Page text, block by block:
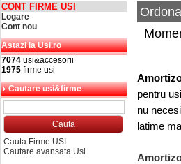
CONT FIRME USI
Logare
Cont nou
Astazi la Usi.ro
7074 usi&accesorii
1975 firme usi
Cautare usi&firme
Cauta Firme USI
Cautare avansata Usi
pentru
nu
latime